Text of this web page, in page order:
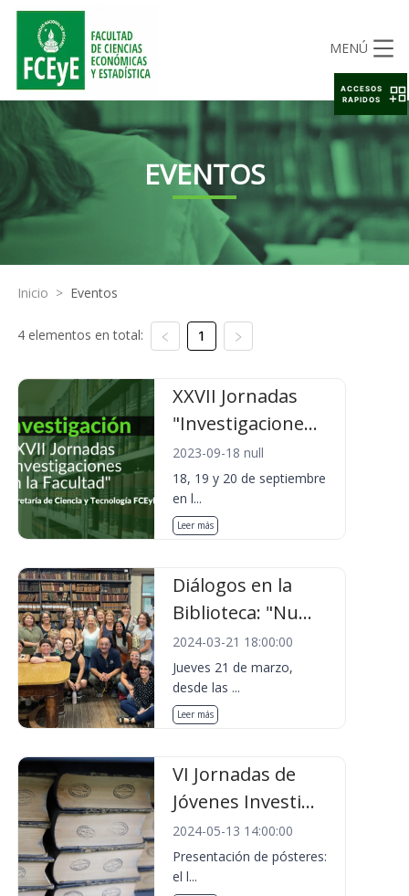
MENÚ
EVENTOS
Inicio > Eventos
4 elementos en total: 1
XXVII Jornadas
"Investigacione...
2023-09-18 null
18, 19 y 20 de septiembre
en l...
Leer más
Diálogos en la
Biblioteca: "Nu...
2024-03-21 18:00:00
Jueves 21 de marzo,
desde las ...
Leer más
VI Jornadas de
Jóvenes Investi...
2024-05-13 14:00:00
Presentación de pósteres:
el l...
ACCESOS
RAPIDOS